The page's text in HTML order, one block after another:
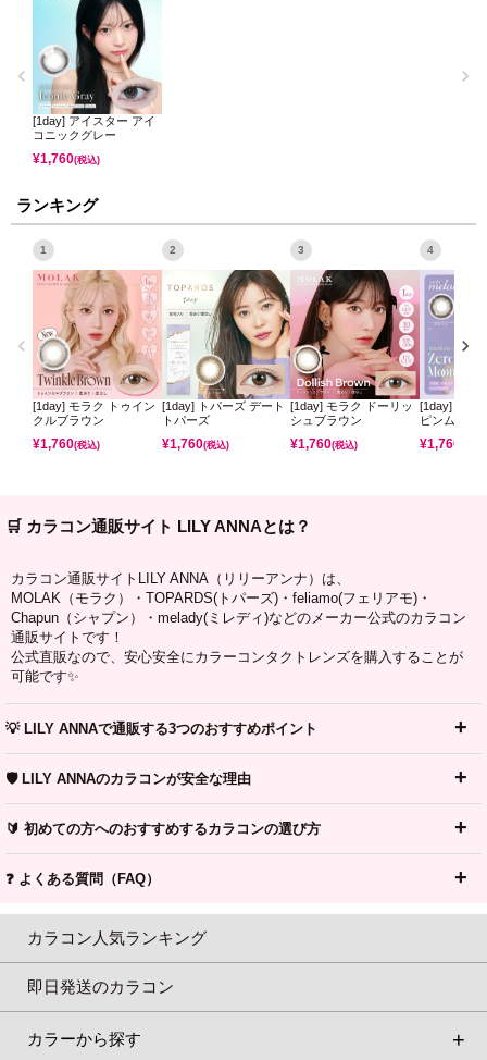
しっかり太フチ水光ブラウン！ハイライトは白みのあるベージュ
のお色🐿️
グレーよりさらに光を取りこんでくれて、舞台上でスポットライ
トを浴びているような輝き🏆
[1day] アイスター アイ
コニックグレー
¥1,760(税込)
ランキング
1
[1day] モラク トゥイン
クルブラウン
¥1,760(税込)
2
[1day] トパーズ デート
トパーズ
¥1,760(税込)
3
[1day] モラク ドーリッ
シュブラウン
¥1,760(税込)
4
[1day] ミレ
ピンムーン
¥1,760
🛒 カラコン通販サイト LILY ANNAとは？
カラコン通販サイトLILY ANNA（リリーアンナ）は、
MOLAK（モラク）・TOPARDS(トパーズ)・feliamo(フェリアモ)・
Chapun（シャプン）・melady(ミレディ)などのメーカー公式のカラコン
通販サイトです！
公式直販なので、安心安全にカラーコンタクトレンズを購入することが
可能です✨
💡 LILY ANNAで通販する3つのおすすめポイント
🛡️ LILY ANNAのカラコンが安全な理由
🔰 初めての方へのおすすめするカラコンの選び方
❓ よくある質問（FAQ）
カラコン人気ランキング
即日発送のカラコン
カラーから探す